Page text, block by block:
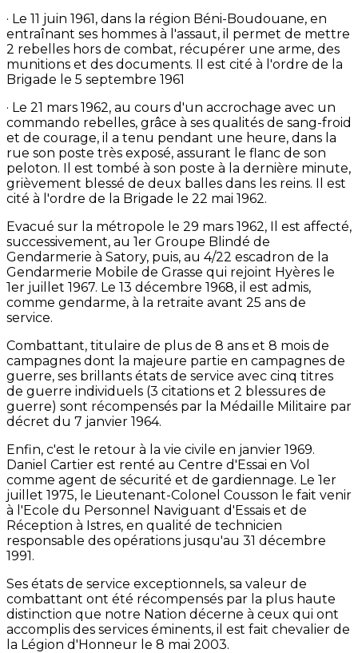
· Le 11 juin 1961, dans la région Béni-Boudouane, en
entraînant ses hommes à l'assaut, il permet de mettre
2 rebelles hors de combat, récupérer une arme, des
munitions et des documents. Il est cité à l'ordre de la
Brigade le 5 septembre 1961
· Le 21 mars 1962, au cours d'un accrochage avec un
commando rebelles, grâce à ses qualités de sang-froid
et de courage, il a tenu pendant une heure, dans la
rue son poste très exposé, assurant le flanc de son
peloton. Il est tombé à son poste à la dernière minute,
grièvement blessé de deux balles dans les reins. Il est
cité à l'ordre de la Brigade le 22 mai 1962.
Evacué sur la métropole le 29 mars 1962, Il est affecté,
successivement, au 1er Groupe Blindé de
Gendarmerie à Satory, puis, au 4/22 escadron de la
Gendarmerie Mobile de Grasse qui rejoint Hyères le
1er juillet 1967. Le 13 décembre 1968, il est admis,
comme gendarme, à la retraite avant 25 ans de
service.
Combattant, titulaire de plus de 8 ans et 8 mois de
campagnes dont la majeure partie en campagnes de
guerre, ses brillants états de service avec cinq titres
de guerre individuels (3 citations et 2 blessures de
guerre) sont récompensés par la Médaille Militaire par
décret du 7 janvier 1964.
Enfin, c'est le retour à la vie civile en janvier 1969.
Daniel Cartier est renté au Centre d'Essai en Vol
comme agent de sécurité et de gardiennage. Le 1er
juillet 1975, le Lieutenant-Colonel Cousson le fait venir
à l'Ecole du Personnel Naviguant d'Essais et de
Réception à Istres, en qualité de technicien
responsable des opérations jusqu'au 31 décembre
1991.
Ses états de service exceptionnels, sa valeur de
combattant ont été récompensés par la plus haute
distinction que notre Nation décerne à ceux qui ont
accomplis des services éminents, il est fait chevalier de
la Légion d'Honneur le 8 mai 2003.